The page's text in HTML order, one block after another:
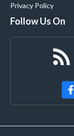
Privacy Policy
Follow Us On